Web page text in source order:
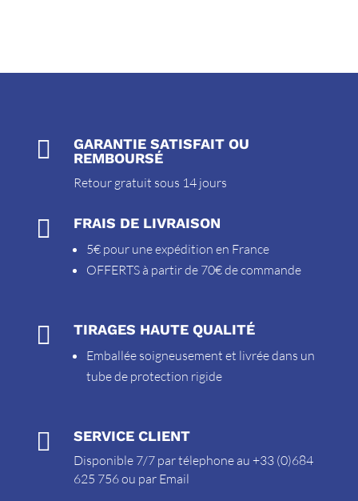

GARANTIE SATISFAIT OU
REMBOURSÉ
Retour gratuit sous 14 jours
 FRAIS DE LIVRAISON
5€ pour une expédition en France
OFFERTS à partir de 70€ de commande
 TIRAGES HAUTE QUALITÉ
Emballée soigneusement et livrée dans un
tube de protection rigide
 SERVICE CLIENT
Disponible 7/7 par télephone au +33 (0)684
625 756 ou par Email